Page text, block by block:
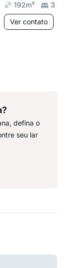
192m²
3
Ver contato
defina o
seu lar